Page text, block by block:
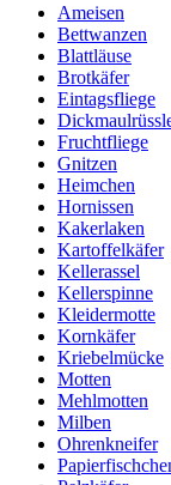
Ameisen
Bettwanzen
Blattläuse
Brotkäfer
Eintagsfliege
Fruchtfliege
Gnitzen
Heimchen
Hornissen
Kakerlaken
Kartoffelkäfer
Kellerassel
Kellerspinne
Kleidermotte
Kornkäfer
Kriebelmücke
Motten
Mehlmotten
Milben
Ohrenkneifer